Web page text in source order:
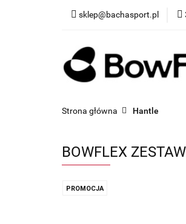
sklep@bachasport.pl
Strona główna Hantle
BOWFLEX
PROMOCJA